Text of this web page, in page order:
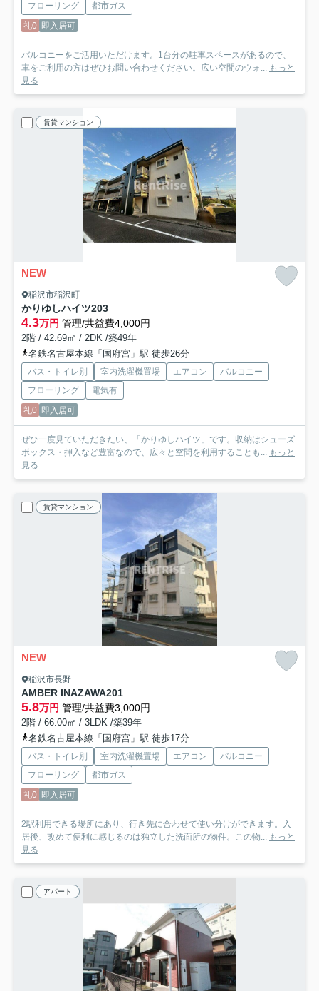
フローリング
都市ガス
礼0 即入居可
バルコニーをご活用いただけます。1台分の駐車スペースがあるので、
車をご利用の方はぜひお問い合わせください。広い空間のウォ... もっと
見る
賃貸マンション
NEW
稲沢市稲沢町
かりゆしハイツ203
4.3万円 管理/共益費4,000円
2階 / 42.69㎡ / 2DK /築49年
名鉄名古屋本線「国府宮」駅 徒歩26分
バス・トイレ別 室内洗濯機置場 エアコン
バルコニー
フローリング
電気有
礼0 即入居可
ぜひ一度見ていただきたい、「かりゆしハイツ」です。収納はシューズ
ボックス・押入など豊富なので、広々と空間を利用することも... もっと
見る
賃貸マンション
NEW
稲沢市長野
AMBER INAZAWA201
5.8万円 管理/共益費3,000円
2階 / 66.00㎡ / 3LDK /築39年
名鉄名古屋本線「国府宮」駅 徒歩17分
バス・トイレ別 室内洗濯機置場 エアコン
バルコニー
フローリング
都市ガス
礼0 即入居可
2駅利用できる場所にあり、行き先に合わせて使い分けができます。入
居後、改めて便利に感じるのは独立した洗面所の物件。この物... もっと
見る
アパート